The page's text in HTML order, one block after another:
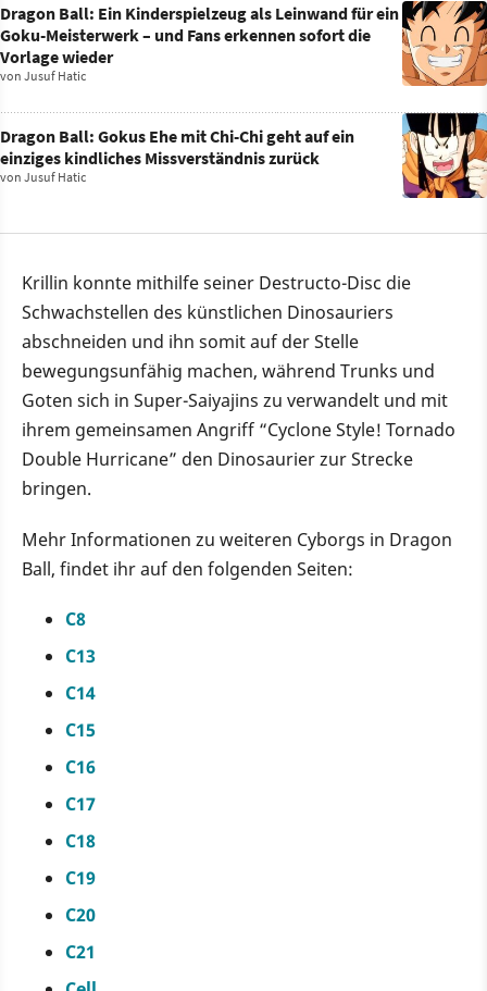
Dragon Ball: Ein Kinderspielzeug als Leinwand für ein
Goku-Meisterwerk – und Fans erkennen sofort die
Vorlage wieder
von Jusuf Hatic
Dragon Ball: Gokus Ehe mit Chi-Chi geht auf ein
einziges kindliches Missverständnis zurück
von Jusuf Hatic
Krillin konnte mithilfe seiner Destructo-Disc die
Schwachstellen des künstlichen Dinosauriers
abschneiden und ihn somit auf der Stelle
bewegungsunfähig machen, während Trunks und
Goten sich in Super-Saiyajins zu verwandelt und mit
ihrem gemeinsamen Angriff “Cyclone Style! Tornado
Double Hurricane” den Dinosaurier zur Strecke
bringen.
Mehr Informationen zu weiteren Cyborgs in Dragon
Ball, findet ihr auf den folgenden Seiten:
C8
C13
C14
C15
C16
C17
C18
C19
C20
C21